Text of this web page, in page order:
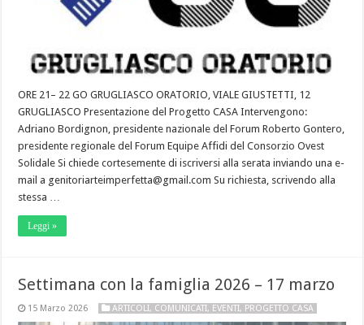
ORE 21– 22 GO GRUGLIASCO ORATORIO, VIALE GIUSTETTI, 12
GRUGLIASCO Presentazione del Progetto CASA Intervengono:
Adriano Bordignon, presidente nazionale del Forum Roberto Gontero,
presidente regionale del Forum Equipe Affidi del Consorzio Ovest
Solidale Si chiede cortesemente di iscriversi alla serata inviando una e-
mail a genitoriarteimperfetta@gmail.com Su richiesta, scrivendo alla
stessa …
Leggi »
Settimana con la famiglia 2026 – 17 marzo
15 Marzo 2026 ARTICOLI, COMUNICATI, EVENTI, PROGETTO CASA